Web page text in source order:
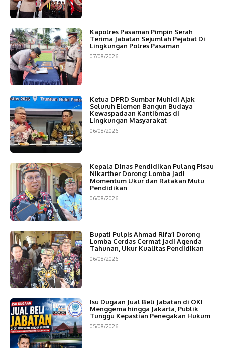
Kapolres Pasaman Pimpin Serah
Terima Jabatan Sejumlah Pejabat Di
Lingkungan Polres Pasaman
07/08/2026
Ketua DPRD Sumbar Muhidi Ajak
Seluruh Elemen Bangun Budaya
Kewaspadaan Kantibmas di
Lingkungan Masyarakat
06/08/2026
Kepala Dinas Pendidikan Pulang Pisau
Nikarther Dorong: Lomba Jadi
Momentum Ukur dan Ratakan Mutu
Pendidikan
06/08/2026
Bupati Pulpis Ahmad Rifa’i Dorong
Lomba Cerdas Cermat Jadi Agenda
Tahunan, Ukur Kualitas Pendidikan
06/08/2026
Isu Dugaan Jual Beli Jabatan di OKI
Menggema hingga Jakarta, Publik
Tunggu Kepastian Penegakan Hukum
05/08/2026